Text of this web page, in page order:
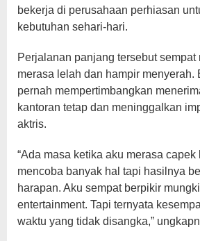
bekerja di perusahaan perhiasan
kebutuhan sehari-hari.
Perjalanan panjang tersebut sempat
merasa lelah dan hampir menyerah.
pernah mempertimbangkan
kantoran tetap dan meninggalkan
aktris.
“Ada masa ketika aku merasa capek
mencoba banyak hal tapi hasilnya
harapan. Aku sempat berpikir
entertainment. Tapi ternyata
waktu yang tidak disangka,”